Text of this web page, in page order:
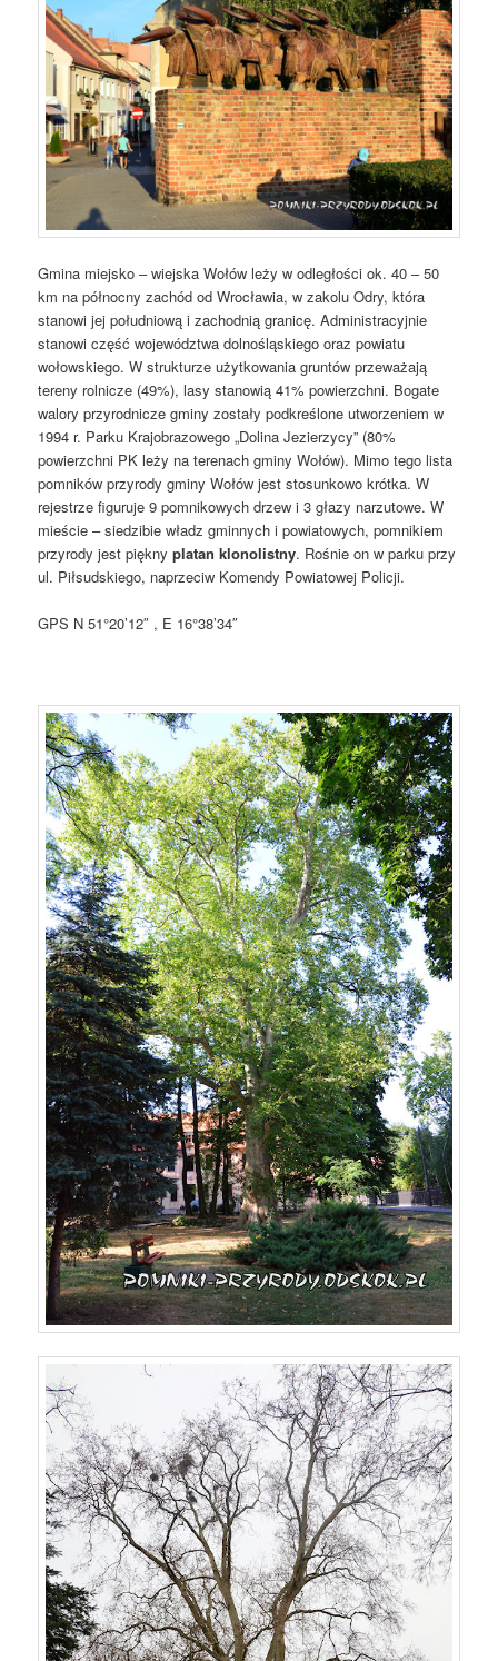
Gmina miejsko – wiejska Wołów leży w odległości ok. 40 – 50
km na północny zachód od Wrocławia, w zakolu Odry, która
stanowi jej południową i zachodnią granicę. Administracyjnie
stanowi część województwa dolnośląskiego oraz powiatu
wołowskiego. W strukturze użytkowania gruntów przeważają
tereny rolnicze (49%), lasy stanowią 41% powierzchni. Bogate
walory przyrodnicze gminy zostały podkreślone utworzeniem w
1994 r. Parku Krajobrazowego „Dolina Jezierzycy” (80%
powierzchni PK leży na terenach gminy Wołów). Mimo tego lista
pomników przyrody gminy Wołów jest stosunkowo krótka. W
rejestrze figuruje 9 pomnikowych drzew i 3 głazy narzutowe. W
mieście – siedzibie władz gminnych i powiatowych, pomnikiem
przyrody jest piękny platan klonolistny. Rośnie on w parku przy
ul. Piłsudskiego, naprzeciw Komendy Powiatowej Policji.
GPS N 51°20’12″ , E 16°38’34″